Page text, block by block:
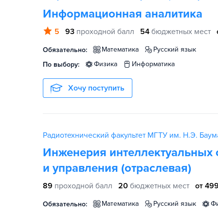
Информационная аналитика
5 93 проходной балл 54 бюджетных мест
Обязательно: математика
русский язык
По выбору:
физика информатика
Хочу поступить
Радиотехнический факультет МГТУ им. Н.Э.
Инженерия
и управления (отраслевая)
89 проходной балл 20 бюджетных мест от
Обязательно: математика русский язык